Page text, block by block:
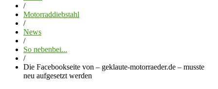
/
Motorraddiebstahl
/
News
/
So nebenbei...
/
Die Facebookseite von – geklaute-motorraeder.de – musste
neu aufgesetzt werden